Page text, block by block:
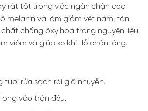
rất tốt trong việc ngăn chặn các
melanin và làm giảm vết nám, tàn
chống ôxy hoá trong nguyên liệu
viêm và giúp se khít lỗ chân lông.
tươi rửa sạch rồi giã nhuyễn.
vào trộn đều.